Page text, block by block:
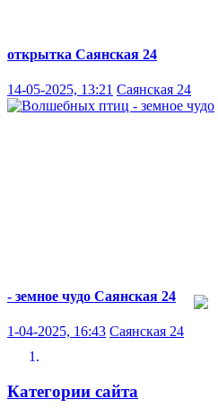
открытка Саянская 24
14-05-2025, 13:21 Саянская 24
- земное чудо Саянская 24
1-04-2025, 16:43 Саянская 24
Категории сайта